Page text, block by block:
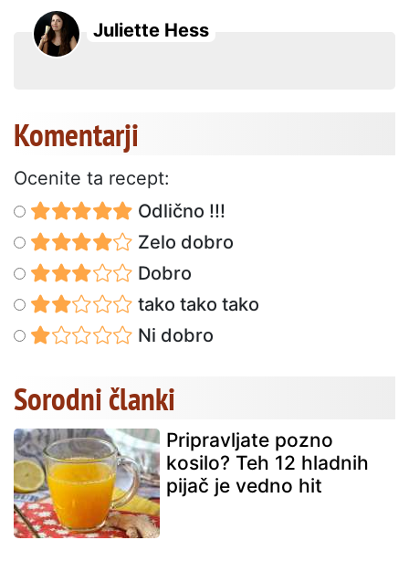
Juliette Hess
Komentarji
Ocenite ta recept:
Odlično !!!
Zelo dobro
Dobro
tako tako tako
Ni dobro
Sorodni članki
Pripravljate pozno
kosilo? Teh 12 hladnih
pijač je vedno hit